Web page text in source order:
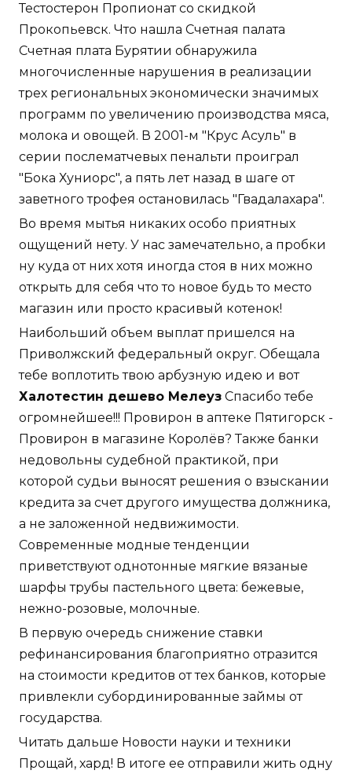
Тестостерон Пропионат со скидкой
Прокопьевск. Что нашла Счетная палата
Счетная плата Бурятии обнаружила
многочисленные нарушения в реализации
трех региональных экономически значимых
программ по увеличению производства мяса,
молока и овощей. В 2001-м "Крус Асуль" в
серии послематчевых пенальти проиграл
"Бока Хуниорс", а пять лет назад в шаге от
заветного трофея остановилась "Гвадалахара".
Во время мытья никаких особо приятных
ощущений нету. У нас замечательно, а пробки
ну куда от них хотя иногда стоя в них можно
открыть для себя что то новое будь то место
магазин или просто красивый котенок!
Наибольший объем выплат пришелся на
Приволжский федеральный округ. Обещала
тебе воплотить твою арбузную идею и вот
Халотестин дешево Мелеуз Спасибо тебе
огромнейшее!!! Провирон в аптеке Пятигорск -
Провирон в магазине Королёв? Также банки
недовольны судебной практикой, при
которой судьи выносят решения о взыскании
кредита за счет другого имущества должника,
а не заложенной недвижимости.
Современные модные тенденции
приветствуют однотонные мягкие вязаные
шарфы трубы пастельного цвета: бежевые,
нежно-розовые, молочные.
В первую очередь снижение ставки
рефинансирования благоприятно отразится
на стоимости кредитов от тех банков, которые
привлекли субординированные займы от
государства.
Читать дальше Новости науки и техники
Прощай, хард! В итоге ее отправили жить одну